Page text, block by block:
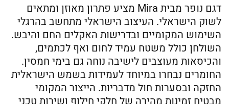
דגם נופר מבית Mira מציע פתרון מאוזן ומתאים
לשוק הישראלי. העיצוב הישראלי מתחשב בהרגלי
השימוש המקומיים ובדרישות האקלים החם והיבש.
השולחן כולל משטח עמיד לחום ואף לכתמים,
והכיסאות מעוצבים לישיבה נוחה גם בימי חמסין.
החומרים נבחרו במיוחד לעמידות בשמש הישראלית
החזקה ובסערות חול מדבריות. הייצור המקומי
מבטיח זמינות מהירה של חלקי חילוף ושירות טכני